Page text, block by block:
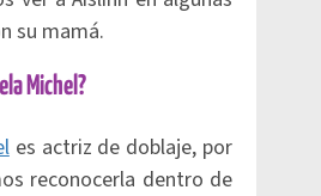
su mamá.
Michel?
es actriz de doblaje, por
reconocerla dentro de